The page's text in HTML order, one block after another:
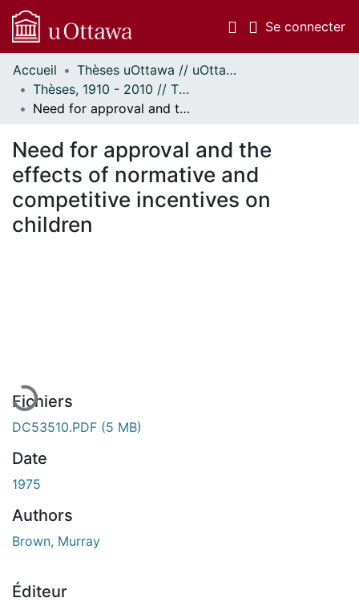
Se connecter
Communautés
et collections
Parcourir
À propos
Accueil
Thèses uOttawa // uOttawa Theses
Thèses, 1910 - 2010 // Theses, 1910 - 2010
Need for approval and the effects of normative and competitive incentives on children
Need for approval and the
effects of normative and
competitive incentives on
children
Fichiers
DC53510.PDF (5 MB)
Date
1975
Authors
Brown, Murray
Éditeur